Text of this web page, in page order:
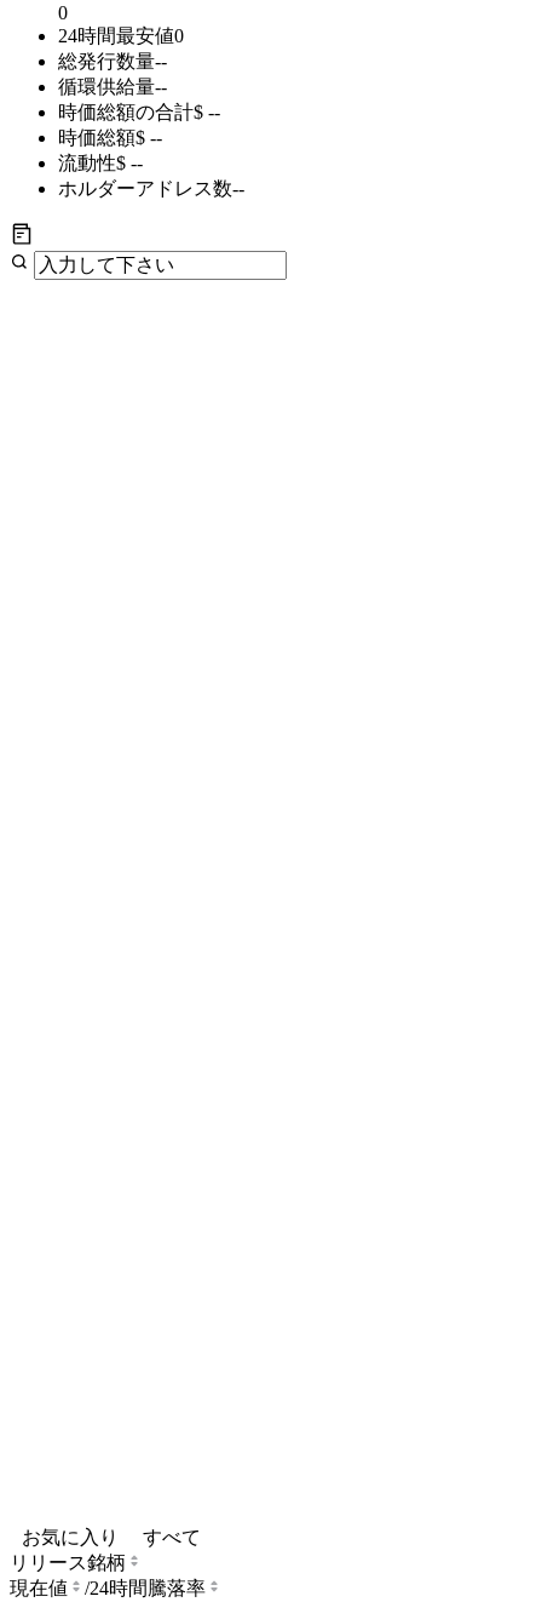
0
24時間最安値0
総発行数量--
循環供給量--
時価総額の合計$ --
時価総額$ --
流動性$ --
ホルダーアドレス数--
お気に入り
すべて
リリース銘柄
現在値
/24時間騰落率